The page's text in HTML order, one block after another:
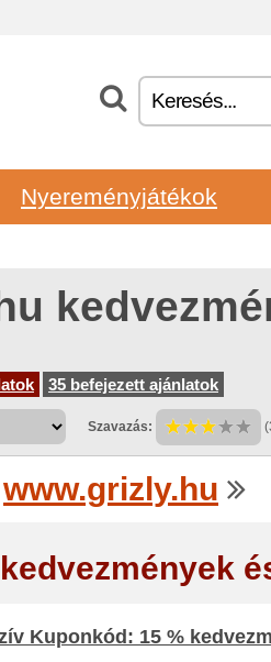
Nyereményjátékok
35 befejezett ajánlatok
Szavazás:
www.grizly.hu
Kuponkód: 15 %